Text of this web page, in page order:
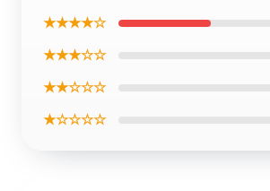
★★★★☆
★★★☆☆
★★☆☆☆
★☆☆☆☆